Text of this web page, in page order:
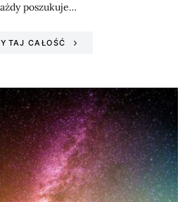
poszukuje…
CAŁOŚĆ